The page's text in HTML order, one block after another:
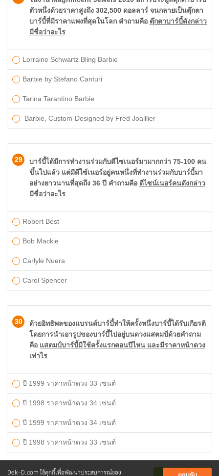
Dek-D.com ใช้คุกกี้เพื่อพัฒนาประสบการณ์ของ
ตัวหนึ่งด้วยราคาสูงถึง 302,500 ดอลลาร์ จนกลายเป็นตุ๊กตา
บาร์บี้ที่มีราคาแพงที่สุดในโลก คำถามคือ ตุ๊กตาบาร์บี้ดังกล่าว
มีชื่อว่าอะไร
Lorraine Schwartz Bling Barbie
Barbie by Stefano Canturi
Tarina Tarantino Barbie
Barbie, Custom-Designed by Fred Joaillier
29
บาร์บี้ได้มีการทำงานร่วมกับดีไซเนอร์มามากกว่า 75-100 คน
ขึ้นไปแล้ว แต่มีดีไซ์เนอร์อยู่คนหนึ่งที่ทำงานร่วมกับบาร์บี้มา
อย่างยาวนานที่สุดถึง 36 ปี คำถามคือ ดีไซน์เนอร์คนดังกล่าว
มีชื่อว่าอะไร
Robert Best
Bob Mackie
Carlyle Nuera
Carol Spencer
30
ด้วยอิทธิพลของแบรนด์บาร์บี้ทำให้ครั้งหนึ่งบาร์บี้ได้รับเกียรติ
โดยการนำเอารูปของบาร์บี้ไปอยู่บนดวงแสตมป์ด้วยคำถาม
คือ แสตมป์บาร์บี้มีใช้ครั้งแรกตอนปีไหน และมีราคาหน้าดวง
เท่าไร
ปี 1999 ราคาหน้าดวง 33 เซนต์
ปี 1998 ราคาหน้าดวง 34 เซนต์
ปี 1999 ราคาหน้าดวง 34 เซนต์
ปี 1998 ราคาหน้าดวง 33 เซนต์